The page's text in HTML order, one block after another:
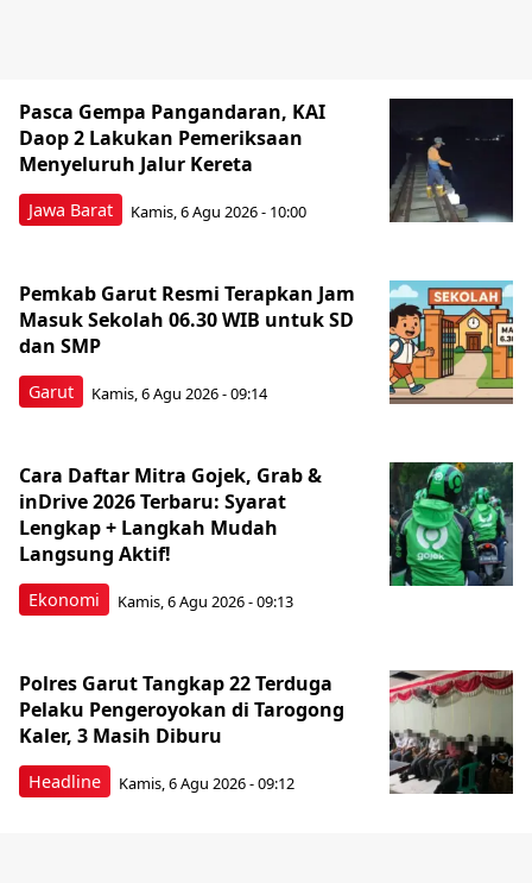
Jawa Barat
Pasca Gempa Pangandaran, KAI
Daop 2 Lakukan Pemeriksaan
Menyeluruh Jalur Kereta
Kamis, 6 Agu 2026 - 10:00
Garut
Pemkab Garut Resmi Terapkan Jam
Masuk Sekolah 06.30 WIB untuk SD
dan SMP
Kamis, 6 Agu 2026 - 09:14
Ekonomi
Cara Daftar Mitra Gojek, Grab &
inDrive 2026 Terbaru: Syarat
Lengkap + Langkah Mudah
Langsung Aktif!
Kamis, 6 Agu 2026 - 09:13
Headline
Polres Garut Tangkap 22 Terduga
Pelaku Pengeroyokan di Tarogong
Kaler, 3 Masih Diburu
Kamis, 6 Agu 2026 - 09:12